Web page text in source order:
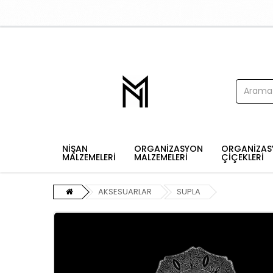
NİŞAN
MALZEMELERİ
ORGANİZASYON
MALZEMELERİ ÇİÇEKLERİ
AKSESUARLAR SUPLA